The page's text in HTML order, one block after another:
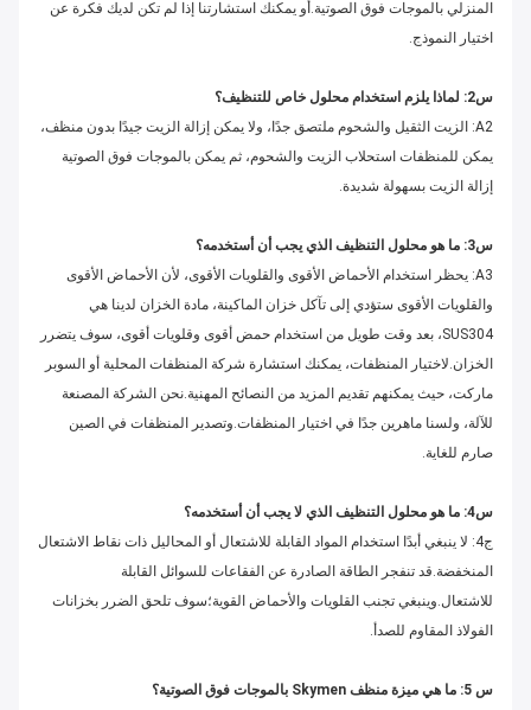
المنزلي بالموجات فوق الصوتية.أو يمكنك استشارتنا إذا لم تكن لديك فكرة عن
اختيار النموذج.
س2: لماذا يلزم استخدام محلول خاص للتنظيف؟
A2: الزيت الثقيل والشحوم ملتصق جدًا، ولا يمكن إزالة الزيت جيدًا بدون منظف،
يمكن للمنظفات استحلاب الزيت والشحوم، ثم يمكن بالموجات فوق الصوتية
إزالة الزيت بسهولة شديدة.
س3: ما هو محلول التنظيف الذي يجب أن أستخدمه؟
A3: يحظر استخدام الأحماض الأقوى والقلويات الأقوى، لأن الأحماض الأقوى
والقلويات الأقوى ستؤدي إلى تآكل خزان الماكينة، مادة الخزان لدينا هي
SUS304، بعد وقت طويل من استخدام حمض أقوى وقلويات أقوى، سوف يتضرر
الخزان.لاختيار المنظفات، يمكنك استشارة شركة المنظفات المحلية أو السوبر
ماركت، حيث يمكنهم تقديم المزيد من النصائح المهنية.نحن الشركة المصنعة
للآلة، ولسنا ماهرين جدًا في اختيار المنظفات.وتصدير المنظفات في الصين
صارم للغاية.
س4: ما هو محلول التنظيف الذي لا يجب أن أستخدمه؟
ج4: لا ينبغي أبدًا استخدام المواد القابلة للاشتعال أو المحاليل ذات نقاط الاشتعال
المنخفضة.قد تنفجر الطاقة الصادرة عن الفقاعات للسوائل القابلة
للاشتعال.وينبغي تجنب القلويات والأحماض القوية؛سوف تلحق الضرر بخزانات
الفولاذ المقاوم للصدأ.
س 5: ما هي ميزة منظف Skymen بالموجات فوق الصوتية؟